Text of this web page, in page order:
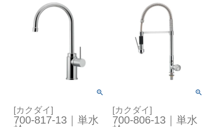
[カクダイ]
700-817-13｜単水
[カクダイ]
700-806-13｜単水